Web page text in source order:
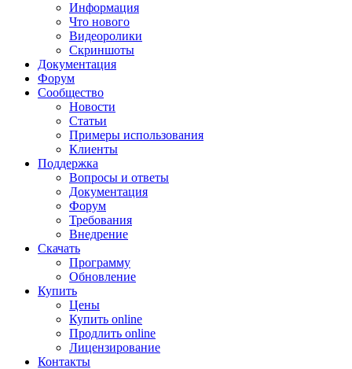
Информация
Что нового
Видеоролики
Скриншоты
Документация
Форум
Сообщество
Новости
Статьи
Примеры использования
Клиенты
Поддержка
Вопросы и ответы
Документация
Форум
Требования
Внедрение
Скачать
Программу
Обновление
Купить
Цены
Купить online
Продлить online
Лицензирование
Контакты